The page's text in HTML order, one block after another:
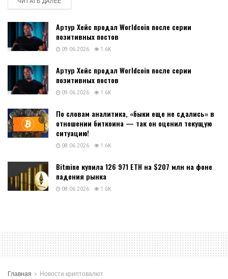
Артур Хейс продал Worldcoin после серии
позитивных постов
09.06.2026 1.6K
Артур Хейс продал Worldcoin после серии
позитивных постов
09.06.2026 1.6K
По словам аналитика, «быки еще не сдались» в
отношении биткоина — так он оценил текущую
ситуацию!
08.06.2026 1.6K
Bitmine купила 126 971 ETH на $207 млн на фоне
падения рынка
08.06.2026 1.6K
Главная Новости криптовалют